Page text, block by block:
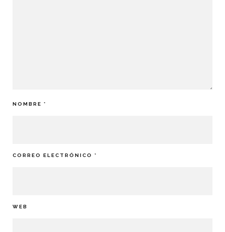
NOMBRE *
CORREO ELECTRÓNICO *
WEB